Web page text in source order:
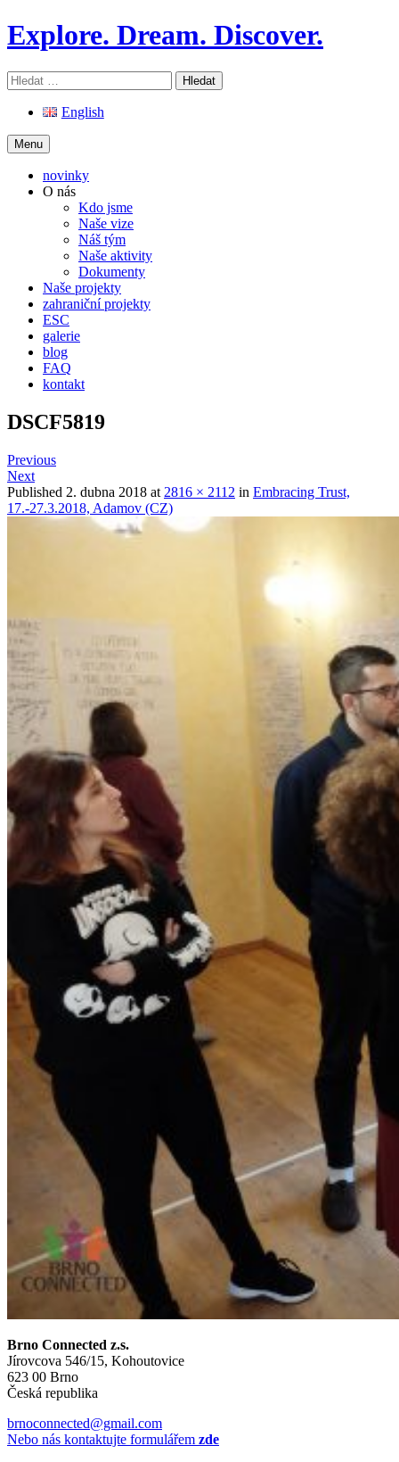
Skip
to
Explore. Dream. Discover.
Vyhledávání
English
Menu
novinky
O nás
Kdo jsme
Naše vize
Náš tým
Naše aktivity
Dokumenty
Naše projekty
zahraniční projekty
ESC
galerie
blog
FAQ
kontakt
DSCF5819
Previous
Next
Published 2. dubna 2018 at 2816 × 2112 in Embracing Trust,
17.-27.3.2018, Adamov (CZ)
Brno Connected z.s.
Jírovcova 546/15, Kohoutovice
623 00 Brno
Česká republika
brnoconnected@gmail.com
Nebo nás kontaktujte formulářem zde